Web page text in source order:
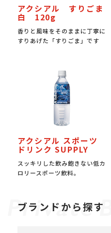
アクシアル すりごま
白 120g
香りと風味をそのままに丁寧に
すりあげた「すりごま」です
アクシアル スポーツ
ドリンク SUPPLY
スッキリした飲み飽きない低カ
ロリースポーツ飲料。
ブランドから探す